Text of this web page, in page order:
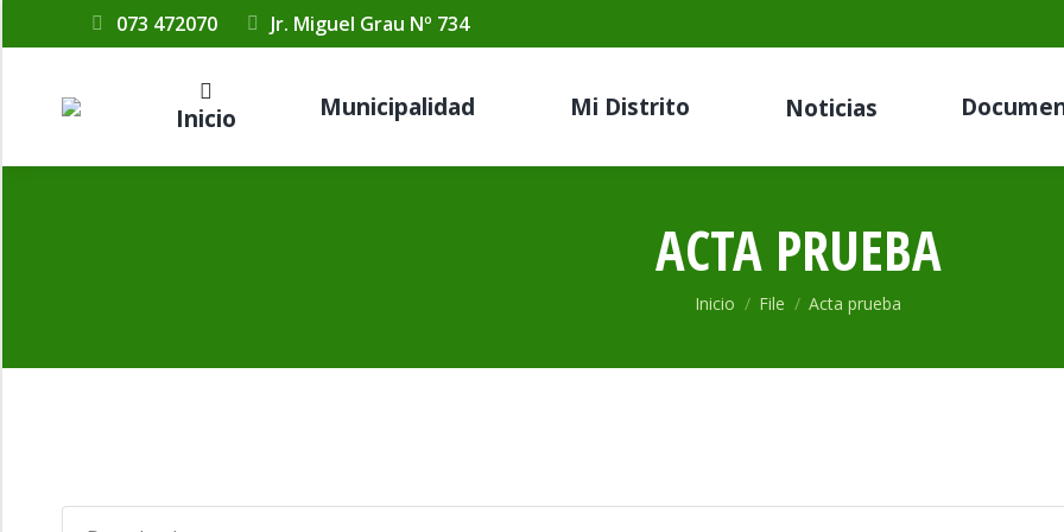
073 472070 Jr. Miguel Grau Nº 734
Inicio Municipalidad Mi Distrito Noticias
ACTA PRUEBA
Estás aquí:
Inicio File Acta prueba